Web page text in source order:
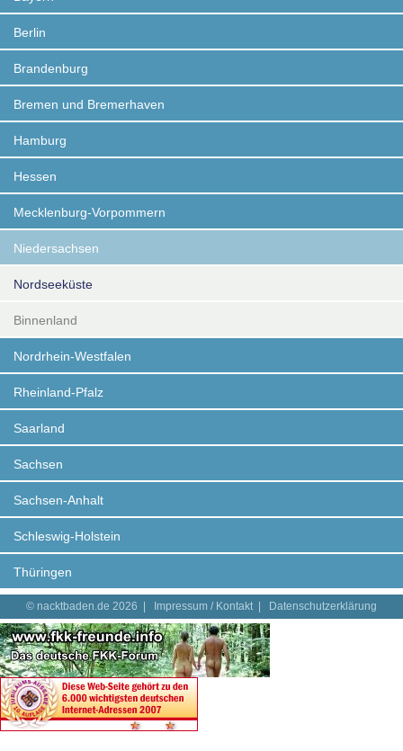
Berlin
Brandenburg
Bremen und Bremerhaven
Hamburg
Hessen
Mecklenburg-Vorpommern
Niedersachsen
Nordseeküste
Binnenland
Nordrhein-Westfalen
Rheinland-Pfalz
Saarland
Sachsen
Sachsen-Anhalt
Schleswig-Holstein
Thüringen
© nacktbaden.de 2026 | Impressum / Kontakt| Datenschutzerklärung